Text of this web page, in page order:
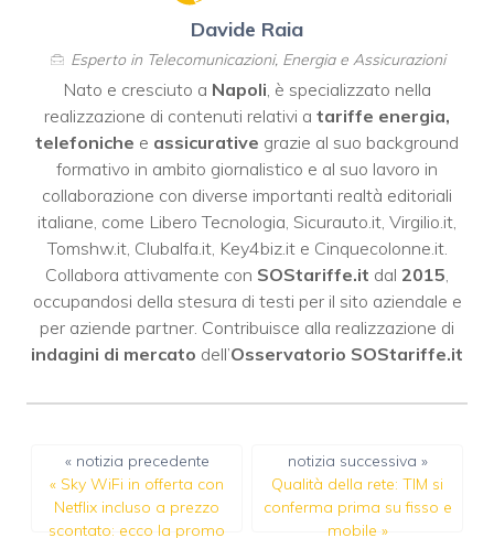
Davide Raia
Esperto in Telecomunicazioni, Energia e Assicurazioni
Nato e cresciuto a Napoli , è specializzato nella
realizzazione di contenuti relativi a tariffe energia,
telefoniche e assicurative grazie al suo background
formativo in ambito giornalistico e al suo lavoro in
collaborazione con diverse importanti realtà editoriali
italiane, come Libero Tecnologia Sicurauto.it Virgilio.it
Tomshw.it, Clubalfa.it, Key4biz.ite Cinquecolonne.it.
Collabora attivamente con SOStariffe.it dal 2015
occupandosi della stesura di testi per il sito aziendale e
per aziende partner. Contribuisce alla realizzazione di
indagini di mercato dell’Osservatorio SOStariffe.it
« notizia precedente
« Sky WiFi in offerta con
Netflix incluso a prezzo
scontato: ecco la promo
notizia successiva »
Qualità della rete: TIM si
conferma prima su fisso e
mobile »